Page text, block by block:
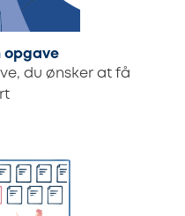
opgave
du ønsker at få